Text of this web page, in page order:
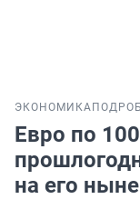
ЭКОНОМИКА
Евро по
на его